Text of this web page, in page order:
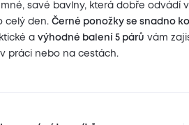
savé bavlny, která dobře odvádí
celý den.Černé ponožky se snadno
avýhodné balení 5 párů vám
práci nebo na cestách.